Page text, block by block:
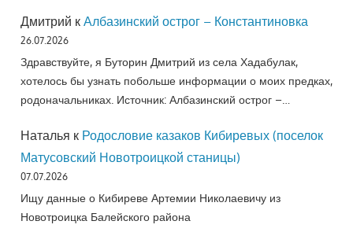
Дмитрий к Албазинский острог – Константиновка
26.07.2026
Здравствуйте, я Буторин Дмитрий из села Хадабулак,
хотелось бы узнать побольше информации о моих предках,
родоначальниках. Источник: Албазинский острог –…
Наталья к Родословие казаков Кибиревых (поселок
Матусовский Новотроицкой станицы)
07.07.2026
Ищу данные о Кибиреве Артемии Николаевичу из
Новотроицка Балейского района